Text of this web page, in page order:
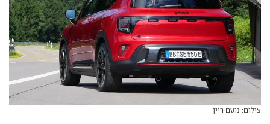
צילום: נועם ריין